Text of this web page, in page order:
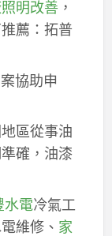
明改善，
薦：拓普
協助申
區從事油
確，油漆
水電冷氣工
維修、 家